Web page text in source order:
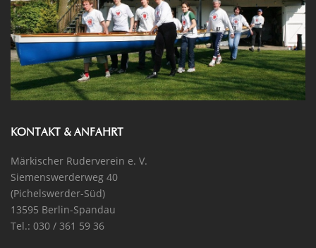
KONTAKT & ANFAHRT
Märkischer Ruderverein e. V.
Siemenswerderweg 40
(Pichelswerder-Süd)
13595 Berlin-Spandau
Tel.: 030 / 361 59 36